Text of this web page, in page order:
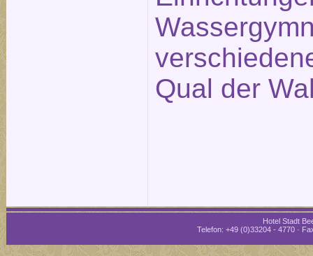
Qual der
Hotel Stadt
Telefon: +49 (0)33204 - 4770 ·